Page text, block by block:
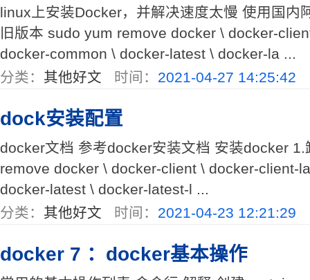
linux上安装Docker，并解决速度太慢 使用国内
旧版本 sudo yum remove docker \ docker-
docker-common \ docker-latest \ docker-la ...
分类： 其他好文 时间： 2021-04-27 14:25:42
dock安装配置
docker文档 参考docker安装文档 安装docker
remove docker \ docker-client \ docker-client-
docker-latest \ docker-latest-l ...
分类： 其他好文 时间： 2021-04-23 12:21:29
docker 7 ：docker基本操作